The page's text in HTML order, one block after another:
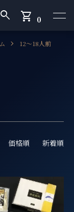
search shopping_cart 0
12〜18人前
価格順 新着順